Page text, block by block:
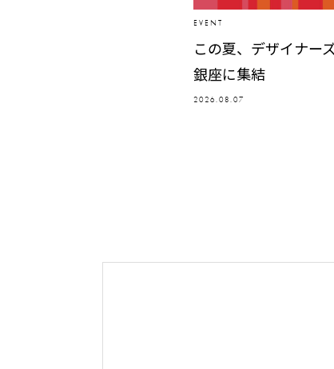
EVENT
この夏、デザイナー
銀座に集結
2026.08.07